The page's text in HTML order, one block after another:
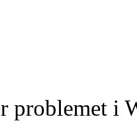
problemet i